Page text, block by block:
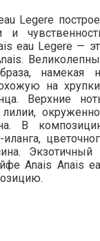
Legere
eau Legere —
намекая
на
Верхние
В
Экзотичный
Anais Anais